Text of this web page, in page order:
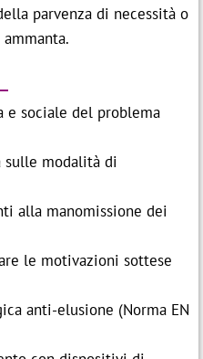
parvenza di necessità o
e sociale del problema
sulle modalità di
alla manomissione dei
le motivazioni sottese
anti-elusione (Norma EN